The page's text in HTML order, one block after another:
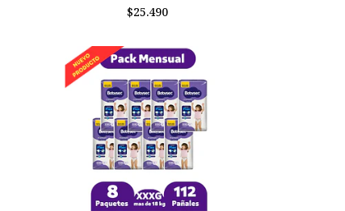
$25.490